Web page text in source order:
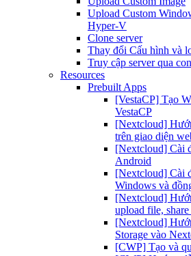
Upload Custom
Hyper-V
Clone server
Thay đổi Cấu hình và
Truy cập server qua
Resources
Prebuilt Apps
[VestaCP] Tạo
VestaCP
[Nextcloud]
trên giao diện
[Nextcloud] Cài
Android
[Nextcloud] Cài
Windows và
[Nextcloud]
upload file,
[Nextcloud]
Storage vào
[CWP] Tạo và